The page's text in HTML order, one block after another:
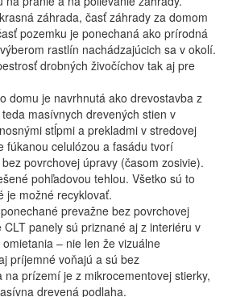
záhrada, časť záhrady za domom
pozemku je ponechaná ako prírodná
rastlín nachádzajúcich sa v okolí.
drobných živočíchov tak aj pre
domu je navrhnutá ako drevostavba z
masívnych drevených stien v
stĺpmi a prekladmi v stredovej
fúkanou celulózou a fasádu tvorí
povrchovej úpravy (časom zosivie).
pohľadovou tehlou. Všetko sú to
je možné recyklovať.
prevažne bez povrchovej
CLT panely sú priznané aj z interiéru v
– nie len že vizuálne
príjemné voňajú a sú bez
na prízemí je z mikrocementovej stierky,
drevená podlaha.